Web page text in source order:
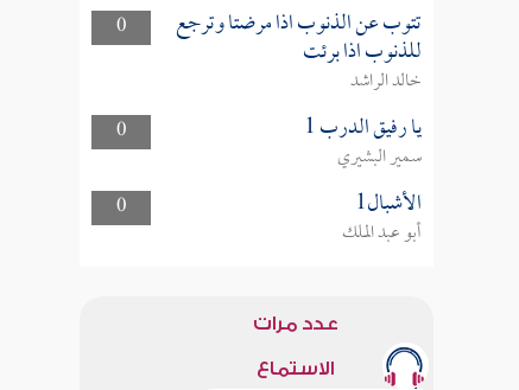
0
تتوب عن الذنوب اذا مرضتا وترجع
للذنوب اذا برئت
خالد الراشد
0
يا رفيق الدرب 1
سمير البشيري
0
الأشبال1
أبو عبد الملك
عدد مرات
الاستماع